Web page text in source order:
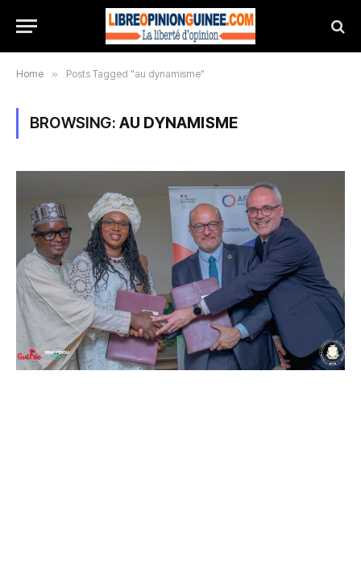
Home » Posts Tagged "au dynamisme"
BROWSING: AU DYNAMISME